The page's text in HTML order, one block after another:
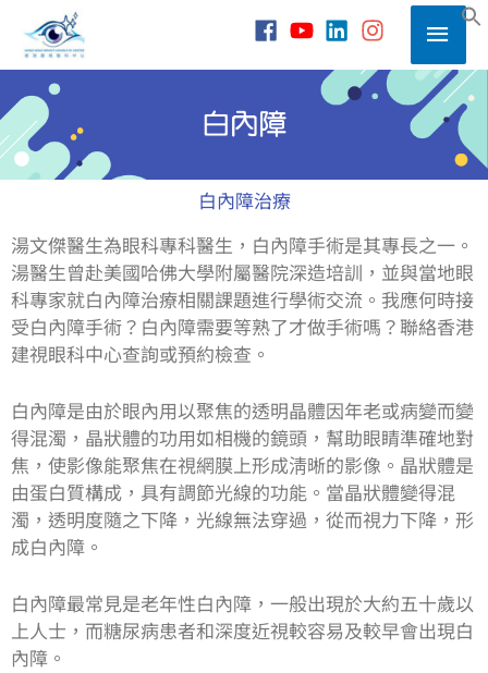
content
Main
白內障​治療
湯文傑醫生為眼科專科醫生，白內障手術是其專長之一。
湯醫生曾赴美國哈佛大學附屬醫院深造培訓，並與當地眼
科專家就白內障治療相關課題進行學術交流。我應何時接
受白內障手術？白內障需要等熟了才做手術嗎？聯絡香港
建視眼科中心查詢或預約檢查。
白內障是由於眼內用以聚焦的透明晶體因年老或病變而變
得混濁，晶狀體的功用如相機的鏡頭，幫助眼睛準確地對
焦，使影像能聚焦在視網膜上形成淸晰的影像。晶狀體是
由蛋白質構成，具有調節光線的功能。當晶狀體變得混
濁，透明度隨之下降，光線無法穿過，從而視力下降，形
成白內障。
白內障最常見是老年性白內障，一般出現於大約五十歲以
上人士，而糖尿病患者和深度近視較容易及較早會出現白
內障。